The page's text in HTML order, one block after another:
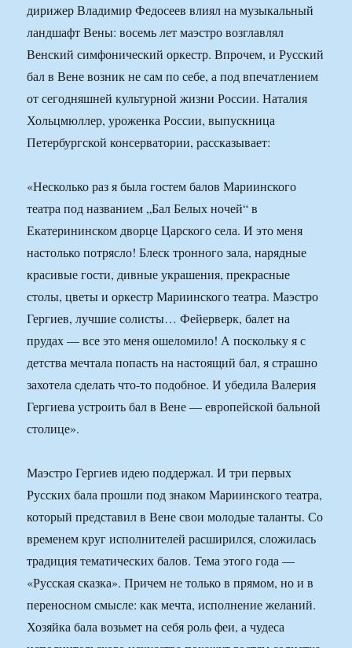
дирижер Владимир Федосеев влиял на музыкальный
ландшафт Вены: восемь лет маэстро возглавлял
Венский симфонический оркестр. Впрочем, и Русский
бал в Вене возник не сам по себе, а под впечатлением
от сегодняшней культурной жизни России. Наталия
Хольцмюллер, уроженка России, выпускница
Петербургской консерватории, рассказывает:
«Несколько раз я была гостем балов Мариинского
театра под названием „Бал Белых ночей“ в
Екатерининском дворце Царского села. И это меня
настолько потрясло! Блеск тронного зала, нарядные
красивые гости, дивные украшения, прекрасные
столы, цветы и оркестр Мариинского театра. Маэстро
Гергиев, лучшие солисты… Фейерверк, балет на
прудах — все это меня ошеломило! А поскольку я с
детства мечтала попасть на настоящий бал, я страшно
захотела сделать что-то подобное. И убедила Валерия
Гергиева устроить бал в Вене — европейской бальной
столице».
Маэстро Гергиев идею поддержал. И три первых
Русских бала прошли под знаком Мариинского театра,
который представил в Вене свои молодые таланты. Со
временем круг исполнителей расширился, сложилась
традиция тематических балов. Тема этого года —
«Русская сказка». Причем не только в прямом, но и в
переносном смысле: как мечта, исполнение желаний.
Хозяйка бала возьмет на себя роль феи, а чудеса